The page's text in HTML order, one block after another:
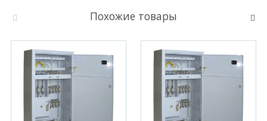
Похожие товары